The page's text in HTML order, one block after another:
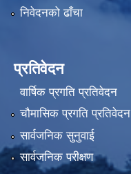
निवेदनको ढाँचा
प्रतिवेदन
वार्षिक प्रगति प्रतिवेदन
चौमासिक प्रगति प्रतिवेदन
सार्वजनिक सुनुवाई
सार्वजनिक परीक्षण